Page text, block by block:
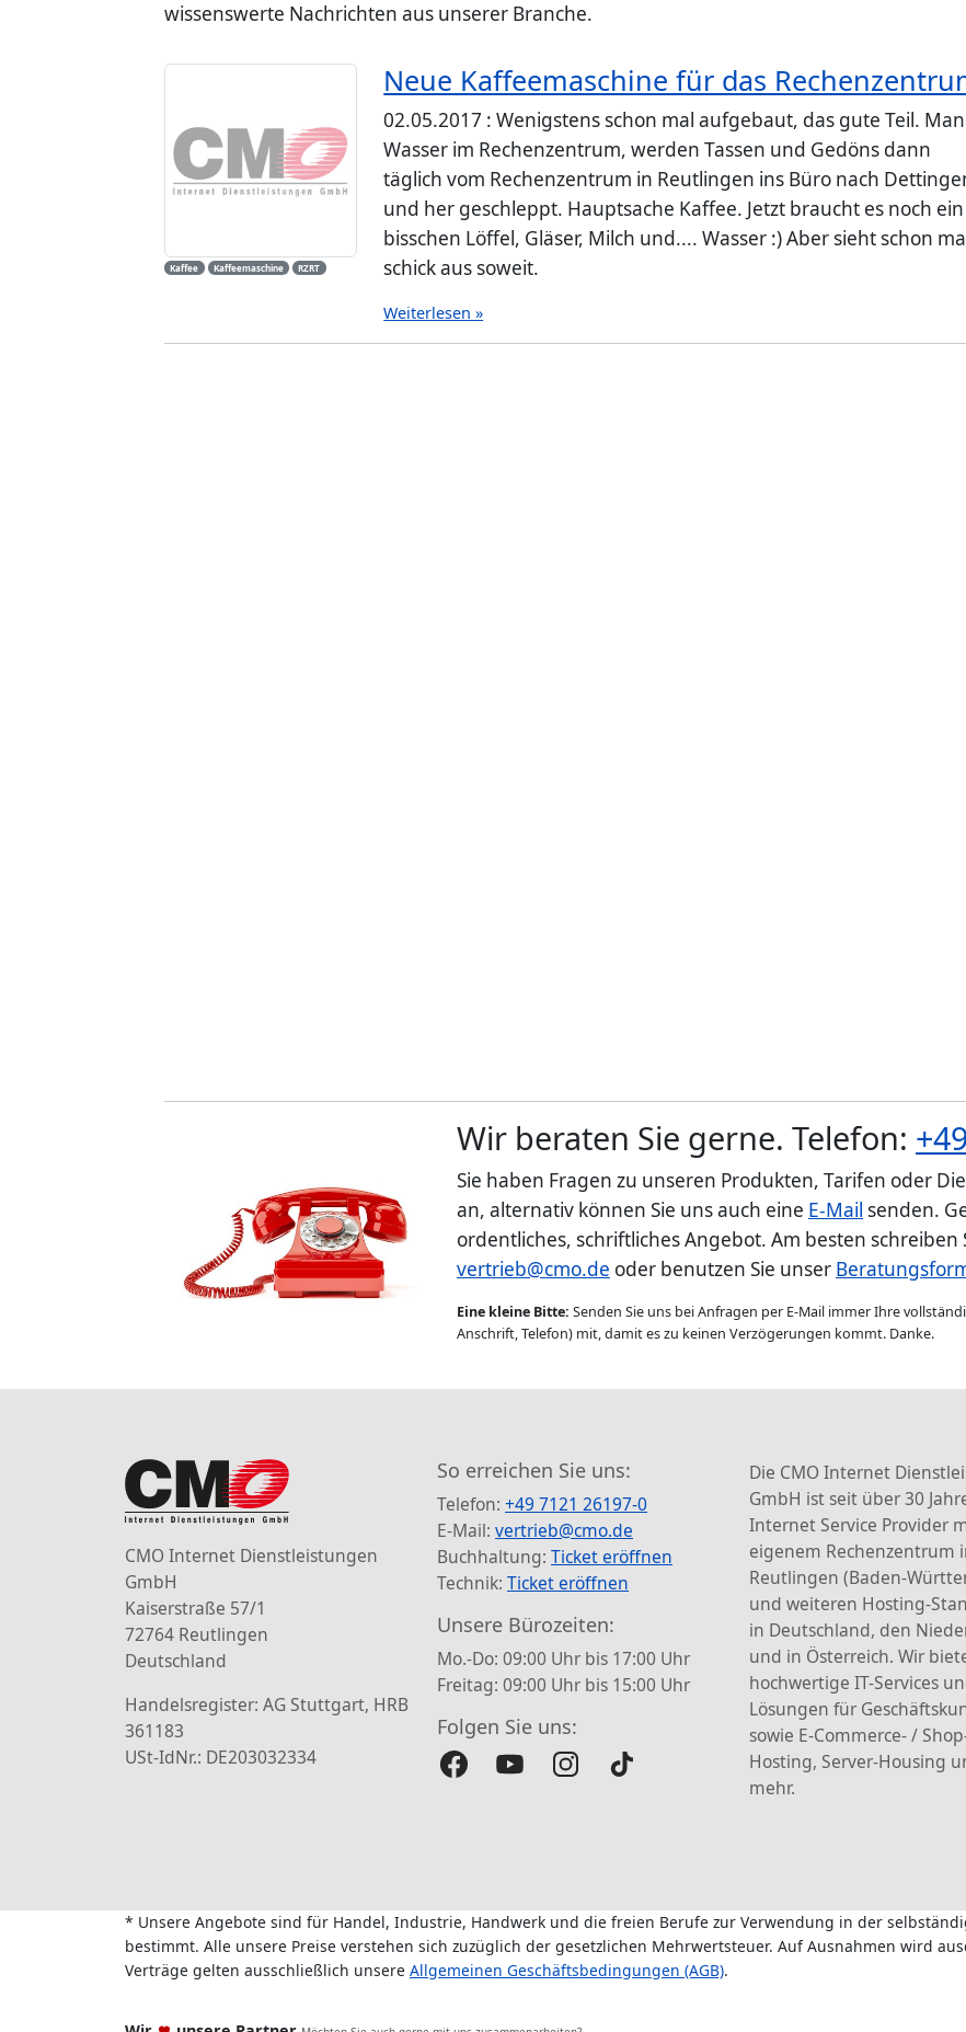
wissenswerte Nachrichten aus unserer Branche.
Kaffee Kaffeemaschine RZRT
Neue Kaffeemaschine für das
02.05.2017 : Wenigstens schon mal aufgebaut, das gute Teil.
Wasser im Rechenzentrum, werden Tassen und Gedöns dann
täglich vom Rechenzentrum in Reutlingen ins Büro nach
und her geschleppt. Hauptsache Kaffee. Jetzt braucht es noch ein
bisschen Löffel, Gläser, Milch und.... Wasser :) Aber sieht schon
schick aus soweit.
Weiterlesen »
Wir beraten Sie gerne. Telefon:
Sie haben Fragen zu unseren Produkten, Tarifen oder
an, alternativ können Sie uns auch eine E-Mail senden.
ordentliches, schriftliches Angebot. Am besten
vertrieb@cmo.de oder benutzen Sie unser
Eine kleine Bitte: Senden Sie uns bei Anfragen per E-Mail immer Ihre
Anschrift, Telefon) mit, damit es zu keinen Verzögerungen kommt. Danke.
CMO Internet Dienstleistungen
GmbH
Kaiserstraße 57/1
72764 Reutlingen
Deutschland
Handelsregister: AG Stuttgart, HRB
361183
USt-IdNr.: DE203032334
So erreichen Sie uns:
Telefon: +49 7121 26197-0
E-Mail: vertrieb@cmo.de
Buchhaltung: Ticket eröffnen
Technik: Ticket eröffnen
Unsere Bürozeiten:
Mo.-Do: 09:00 Uhr bis 17:00 Uhr
Freitag: 09:00 Uhr bis 15:00 Uhr
Folgen Sie uns:
Die CMO Internet
GmbH ist seit über 30
Internet Service Provider
eigenem Rechenzentrum
Reutlingen (Baden-
und weiteren Hosting-
in Deutschland, den
und in Österreich. Wir
hochwertige IT-Services
Lösungen für
sowie E-Commerce- /
Hosting, Server-Housing
mehr.
* Unsere Angebote sind für Handel, Industrie, Handwerk und die freien Berufe zur Verwendung in der
bestimmt. Alle unsere Preise verstehen sich zuzüglich der gesetzlichen Mehrwertsteuer. Auf Ausnahmen wird
Verträge gelten ausschließlich unsere Allgemeinen Geschäftsbedingungen (AGB).